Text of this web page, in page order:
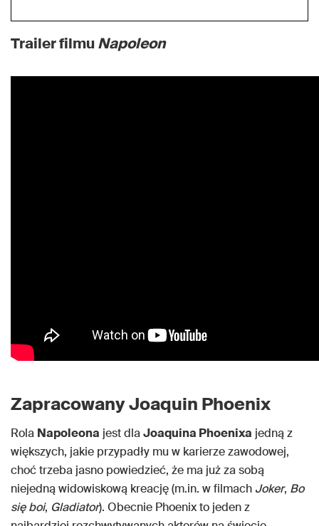
Trailer filmuNapoleon
Zapracowany Joaquin Phoenix
Rola Napoleona jest dlaJoaquina Phoenixa jedną z
większych, jakie przypadły mu w karierze zawodowej,
choć trzeba jasno powiedzieć, że ma już za sobą
niejedną widowiskową kreację (m.in. w filmach Joker, Bo
się boi, Gladiator). Obecnie Phoenix to jeden z